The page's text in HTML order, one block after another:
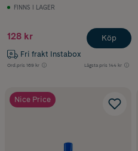
FINNS I LAGER
128 kr
Fri frakt Instabox
Ord.pris 169 kr Lägsta pris 144 kr
Köp
Nice Price